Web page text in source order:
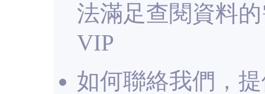
法滿足查閱資料
VIP
如何聯絡我們，